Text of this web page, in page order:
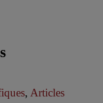
, Articles